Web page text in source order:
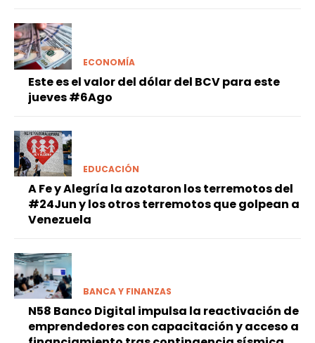
ECONOMÍA
Este es el valor del dólar del BCV para este
jueves #6Ago
EDUCACIÓN
A Fe y Alegría la azotaron los terremotos del
#24Jun y los otros terremotos que golpean a
Venezuela
BANCA Y FINANZAS
N58 Banco Digital impulsa la reactivación de
emprendedores con capacitación y acceso a